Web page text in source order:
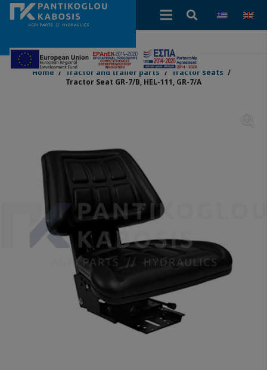
Home / Tractor and trailer parts / Tractor seats /
Tractor Seat GR-7/B, HEL-111, GR-7/A